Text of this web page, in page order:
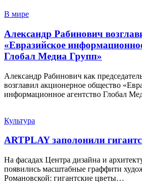
В мире
Александр Рабинович
«Евразийское
Глобал Медиа Групп»
Александр Рабинович как
возглавил акционерное общество
информационное агентство Глобал
Культура
ARTPLAY заполонили
На фасадах Центра дизайна и
появились масштабные граффити
Романовской: гигантские цветы…